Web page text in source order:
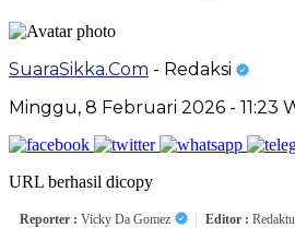
SuaraSikka.Com - Redaksi
Minggu, 8 Februari 2026 - 11:23
URL berhasil dicopy
Reporter : Vicky Da Gomez Editor :